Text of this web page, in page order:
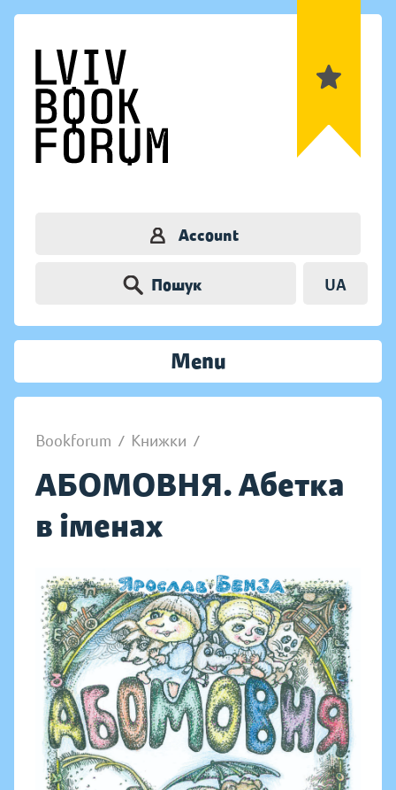
Account
Пошук UA
Menu
Bookforum / Книжки /
АБОМОВНЯ. Абетка
в іменах